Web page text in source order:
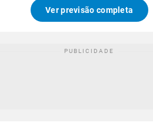
Ver previsão completa